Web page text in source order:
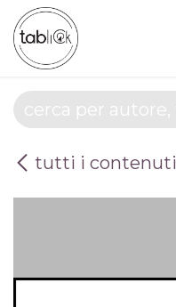
Passa al contenuto
tutti i contenuti